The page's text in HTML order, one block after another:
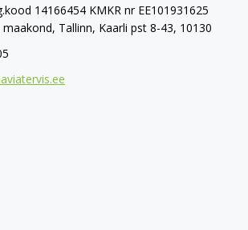
14166454 KMKR nr EE101931625
Tallinn, Kaarli pst 8-43, 10130